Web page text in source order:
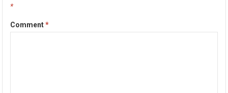
*
Comment*